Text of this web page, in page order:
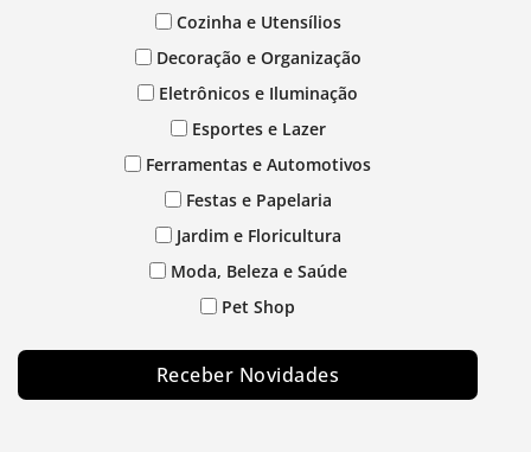
Cozinha e Utensílios
Decoração e Organização
Eletrônicos e Iluminação
Esportes e Lazer
Ferramentas e Automotivos
Festas e Papelaria
Jardim e Floricultura
Moda, Beleza e Saúde
Pet Shop
Receber Novidades